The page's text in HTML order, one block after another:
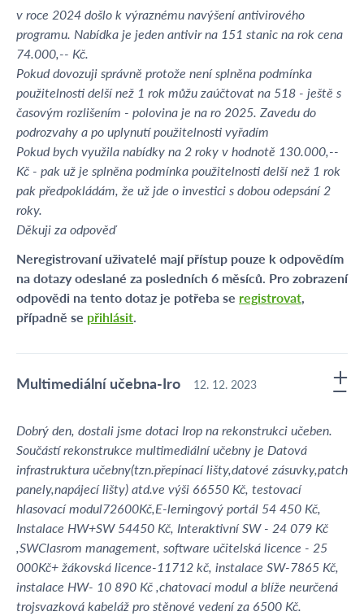
v roce 2024 došlo k výraznému navýšení antivirového
programu. Nabídka je jeden antivir na 151 stanic na rok cena
74.000,-- Kč.
Pokud dovozuji správně protože není splněna podmínka
použitelnosti delší než 1 rok můžu zaúčtovat na 518 - ještě s
časovým rozlišením - polovina je na ro 2025. Zavedu do
podrozvahy a po uplynutí použitelnosti vyřadím
Pokud bych využila nabídky na 2 roky v hodnotě 130.000,--
Kč - pak už je splněna podmínka použitelnosti delší než 1 rok
pak předpokládám, že už jde o investici s dobou odepsání 2
roky.
Děkuji za odpověď
Neregistrovaní uživatelé mají přístup pouze k odpovědím
na dotazy odeslané za posledních 6 měsíců. Pro zobrazení
odpovědi na tento dotaz je potřeba se registrovat,
případně se přihlásit.
Multimediální učebna-Iro 12. 12. 2023
Dobrý den, dostali jsme dotaci Irop na rekonstrukci učeben.
Součástí rekonstrukce multimediální učebny je Datová
infrastruktura učebny(tzn.přepínací lišty,datové zásuvky,patch
panely,napájecí lišty) atd.ve výši 66550 Kč, testovací
hlasovací modul72600Kč,E-lerningový portál 54 450 Kč,
Instalace HW+SW 54450 Kč, Interaktivní SW - 24 079 Kč
,SWClasrom management, software učitelská licence - 25
000Kč+ žákovská licence-11712 kč, instalace SW-7865 Kč,
instalace HW- 10 890 Kč ,chatovací modul a blíže neurčená
trojsvazková kabeláž pro stěnové vedení za 6500 Kč.